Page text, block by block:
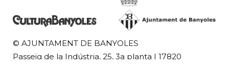
© AJUNTAMENT DE BANYOLES
Passeig de la Indústria, 25, 3a planta | 17820